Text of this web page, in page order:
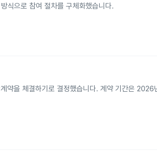
식으로 참여 절차를 구체화했습니다.
약을 체결하기로 결정했습니다. 계약 기간은 2026